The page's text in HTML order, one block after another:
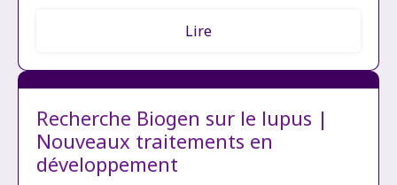
Lire
Recherche Biogen sur le lupus |
Nouveaux traitements en
développement